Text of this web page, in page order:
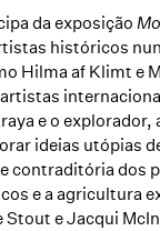
da exposição
históricos
Hilma af Klimt e
e o
ideias utópias
contraditória dos
e a agricultura
Stout e Jacqui